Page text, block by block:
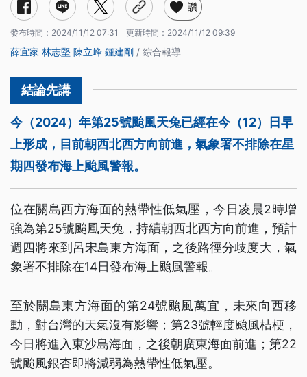
讚
發布時間： 2024/11/12 07:31 更新時間： 2024/11/12 09:39
薛宜家 林志堅 陳立峰 鍾建剛 / 綜合報導
今（2024）年第25號颱風天兔已經在今（12）日早
上形成，目前朝西北西方向前進，氣象署不排除在星
期四發布海上颱風警報。
位在關島西方海面的熱帶性低氣壓，今日凌晨2時增
強為第25號颱風天兔，持續朝西北西方向前進，預計
週四將來到呂宋島東方海面，之後路徑分歧度大，氣
象署不排除在14日發布海上颱風警報。
至於關島東方海面的第24號颱風萬宜，未來向西移
動，對台灣的天氣沒有影響；第23號輕度颱風桔梗，
今日將進入東沙島海面，之後朝廣東海面前進；第22
號颱風銀杏即將減弱為熱帶性低氣壓。